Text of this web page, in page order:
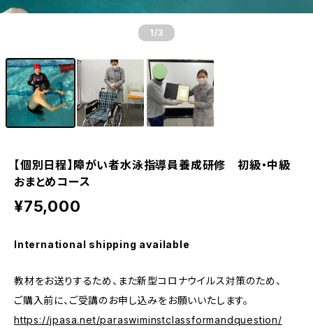
1 /3
【個別日程】障がい者水泳指導員養成研修 初級・中級
おまとめコース
¥75,000
International shipping available
教材をお送りするため、また新型コロナウイルス対策のため、
ご購入前に、ご受講のお申し込みをお願いいたします。
https://jpasa.net/paraswiminstclassformandquestion/